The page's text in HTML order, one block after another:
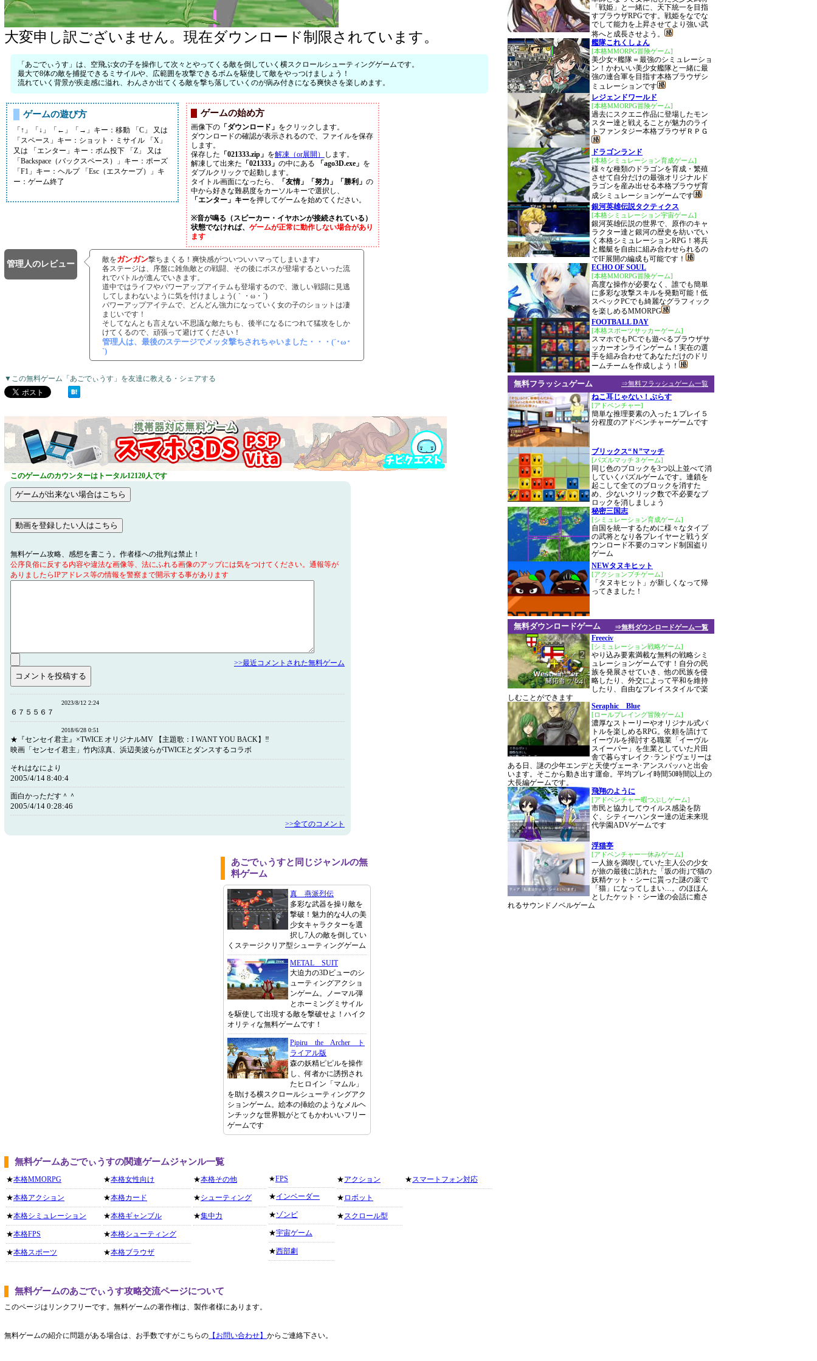
大変申し訳ございません。現在ダウンロード制限されています。
「あごでぃうす」は、空飛ぶ女の子を操作して次々とやってくる敵を倒していく横スクロールシューティングゲームです。
最大で8体の敵を捕捉できるミサイルや、広範囲を攻撃できるボムを駆使して敵をやっつけましょう！
流れていく背景が疾走感に溢れ、わんさか出てくる敵を撃ち落していくのが病み付きになる爽快さを楽しめます。
ゲームの遊び方
「↑」「↓」「←」「→」キー：移動 「C」 又は
「スペース」キー：ショット・ミサイル 「X」
又は 「エンター」キー：ボム投下 「Z」 又は
「Backspace（バックスペース）」キー：ポーズ
「F1」キー：ヘルプ 「Esc（エスケープ）」キ
ー：ゲーム終了
ゲームの始め方
画像下の 「ダウンロード」 をクリックします。
ダウンロードの確認が表示されるので、ファイルを保存
します。
保存した 「021333.zip」 を解凍（or展開）
します。
解凍して出来た 「021333」 の中にある 「ago3D.exe」 を
ダブルクリックで起動します。
タイトル画面になったら、
「友情」「努力」「勝利」 の
中から好きな難易度をカーソルキーで選択し、
「エンター」キーを押してゲームを始めてください。
※音が鳴る（スピーカー・イヤホンが接続されている）
状態でなければ、 ゲームが正常に動作しない場合があり
ます
管理人のレビュー 敵をガンガン撃ちまくる！爽快感がついついハマってしまいます♪
各ステージは、序盤に雑魚敵との戦闘、その後にボスが登場するといった流
れでバトルが進んでいきます。
道中ではライフやパワーアップアイテムも登場するので、激しい戦闘に見逃
してしまわないように気を付けましょう(｀・ω・´)
パワーアップアイテムで、どんどん強力になっていく女の子のショットは凄
まじいです！
そしてなんとも言えない不思議な敵たちも、後半になるにつれて猛攻をしか
けてくるので、頑張って避けてください！
管理人は、最後のステージでメッタ撃ちされちゃいました・・・(´･ω･
`)
▼この無料ゲーム「あごでぃうす」を友達に教える・シェアする
このゲームのカウンターはトータル12120人です
無料ゲーム攻略、感想を書こう。作者様への批判は禁止！
公序良俗に反する内容や違法な画像等、法にふれる画像のアップには気をつけてください。通報等が
ありましたらIPアドレス等の情報を警察まで開示する事があります
>>最近コメントされた無料ゲーム
2023/8/12 2:24
６７５５６７
2018/6/28 0:51
★『センセイ君主』×TWICE オリジナルMV 【主題歌：I WANT YOU BACK】‼
映画「センセイ君主」竹内涼真、浜辺美波らがTWICEとダンスするコラボ
それはなにより
2005/4/14 8:40:4
面白かっただす＾＾
2005/4/14 0:28:46
>>全てのコメント
あごでぃうすと同じジャンルの無
料ゲーム
真 燕派烈伝
多彩な武器を操り敵を
撃破！魅力的な4人の美
少女キャラクターを選
択し7人の敵を倒してい
くステージクリア型シューティングゲーム
METAL SUIT
大迫力の3Dビューのシ
ューティングアクショ
ンゲーム。ノーマル弾
とホーミングミサイル
を駆使して出現する敵を撃破せよ！ハイク
オリティな無料ゲームです！
Pipiru the Archer ト
ライアル版
森の妖精ピピルを操作
し、何者かに誘拐され
たヒロイン「マムル」
を助ける横スクロールシューティングアク
ションゲーム。絵本の挿絵のようなメルヘ
ンチックな世界観がとてもかわいいフリー
ゲームです
無料ゲームあごでぃうすの関連ゲームジャンル一覧
★本格MMORPG
★本格アクション
★本格シミュレーション
★本格FPS
★本格スポーツ
★本格女性向け
★本格カード
★本格ギャンブル
★本格シューティング
★本格ブラウザ
★本格その他
★シューティング
★集中力
★FPS
★インベーダー
★ゾンビ
★宇宙ゲーム
★西部劇
★アクション
★ ロボット
★スクロール型
★スマートフォン対応
無料ゲームのあごでぃうす攻略交流ページについて
このページはリンクフリーです。無料ゲームの著作権は、製作者様にあります。
無料ゲームの紹介に問題がある場合は、お手数ですがこちらの 【お問い合わせ】 からご連絡下さい。
「戦姫」と一緒に、天下統一を目指
すブラウザRPGです。戦姫をなでな
でして能力を上昇させてより強い武
将へと成長させよう。
艦隊これくしょん
[本格MMORPG冒険ゲーム]
美少女×艦隊＝最強のシミュレーショ
ン！かわいい美少女艦隊と一緒に最
強の連合軍を目指す本格ブラウザシ
ミュレーションです
レジェンドワールド
[本格MMORPG冒険ゲーム]
過去にスクエニ作品に登場したモン
スター達と戦えることが魅力のライ
トファンタジー本格ブラウザＲＰＧ
ドラゴンランド
[本格シミュレーション育成ゲーム]
様々な種類のドラゴンを育成・繁殖
させて自分だけの最強オリジナルド
ラゴンを産み出せる本格ブラウザ育
成シミュレーションゲームです
銀河英雄伝説タクティクス
[本格シミュレーション宇宙ゲーム]
銀河英雄伝説の世界で、原作のキャ
ラクター達と銀河の歴史を紡いでい
く本格シミュレーションRPG！将兵
と艦艇を自由に組み合わせられるの
でIF展開の編成も可能です！
ECHO OF SOUL
[本格MMORPG冒険ゲーム]
高度な操作が必要なく、誰でも簡単
に多彩な攻撃スキルを発動可能！低
スペックPCでも綺麗なグラフィック
を楽しめるMMORPG
FOOTBALL DAY
[本格スポーツサッカーゲーム]
スマホでもPCでも遊べるブラウザサ
ッカーオンラインゲーム！実在の選
手を組み合わせてあなただけのドリ
ームチームを作成しよう！
⇒無料フラッシュゲーム一覧
無料フラッシュゲーム
ねこ耳じゃない！ぷらす
[アドベンチャー]
簡単な推理要素の入った１プレイ５
分程度のアドベンチャーゲームです
ブリックス“Ｎ”マッチ
[パズルマッチ３ゲーム]
同じ色のブロックを3つ以上並べて消
していくパズルゲームです。連鎖を
起こして全てのブロックを消すた
め、少ないクリック数で不必要なブ
ロックを消しましょう
秘密三国志
[シミュレーション育成ゲーム]
自国を統一するために様々なタイプ
の武将となり各プレイヤーと戦うダ
ウンロード不要のコマンド制国盗り
ゲーム
NEWタヌキヒット
[アクションプチゲーム]
「タヌキヒット」が新しくなって帰
ってきました！
⇒無料ダウンロードゲーム一覧
無料ダウンロードゲーム
Freeciv
[シミュレーション戦略ゲーム]
やり込み要素満載な無料の戦略シミ
ュレーションゲームです！自分の民
族を発展させていき、他の民族を侵
略したり、外交によって平和を維持
したり、自由なプレイスタイルで楽
しむことができます
Seraphic Blue
[ロールプレイング冒険ゲーム]
濃厚なストーリーやオリジナル式バ
トルを楽しめるRPG。依頼を請けて
イーヴルを掃討する職業「イーヴル
スイーパー」を生業としていた片田
舎で暮らすレイク･ランドヴェリーは
ある日、謎の少年エンデと天使ヴェーネ･アンスバッハと出会
います。そこから動き出す運命。平均プレイ時間50時間以上の
大長編ゲームです。
飛翔のように
[アドベンチャー暇つぶしゲーム]
市民と協力してウイルス感染を防
ぐ、シティーハンター達の近未来現
代学園ADVゲームです
浮猫亭
[アドベンチャー一休みゲーム]
一人旅を満喫していた主人公の少女
が旅の最後に訪れた「坂の街｣で猫の
妖精ケット・シーに貰った謎の薬で
「猫」になってしまい…。のほほん
としたケット・シー達の会話に癒さ
れるサウンドノベルゲーム